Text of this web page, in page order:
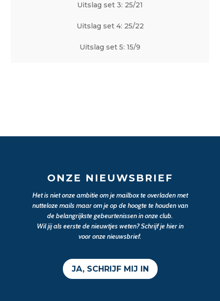
Uitslag set 3: 25/21
Uitslag set 4: 25/22
Uitslag set 5: 15/9
ONZE NIEUWSBRIEF
Het is niet onze ambitie om je mailbox te overladen met
nutteloze mails maar om je op de hoogte te houden van
de belangrijkste gebeurtenissen in onze club.
Wil jij als eerste de nieuwtjes weten? Schrijf je hier in
voor onze nieuwsbrief.
JA, SCHRIJF MIJ IN